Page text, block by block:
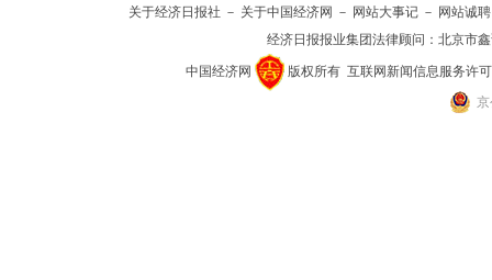
关于经济日报社 － 关于中国经济网 － 网站大事记 － 网站诚聘
经济日报报业集团法律顾问： 北京市
中国经济网 版权所有 互联网新闻信息服务许可
京